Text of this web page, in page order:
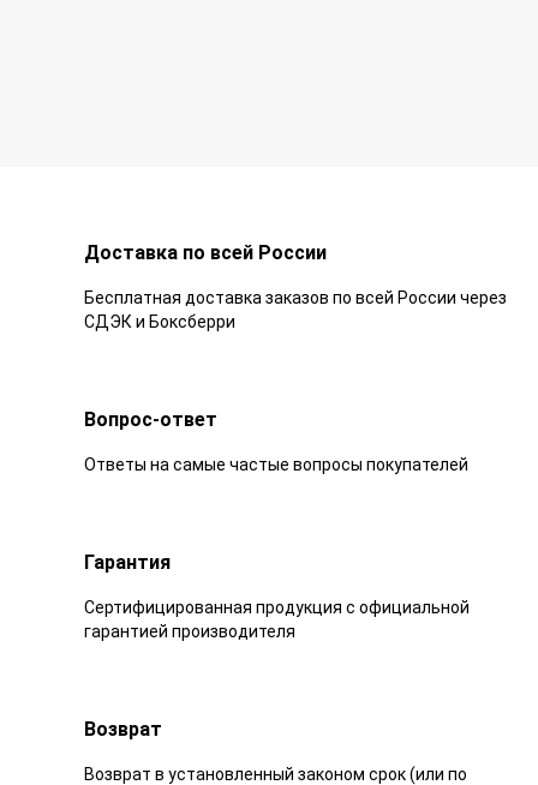
Доставка по всей России
Бесплатная доставка заказов по всей России через
СДЭК и Боксберри
Вопрос-ответ
Ответы на самые частые вопросы покупателей
Гарантия
Сертифицированная продукция с официальной
гарантией производителя
Возврат
Возврат в установленный законом срок (или по